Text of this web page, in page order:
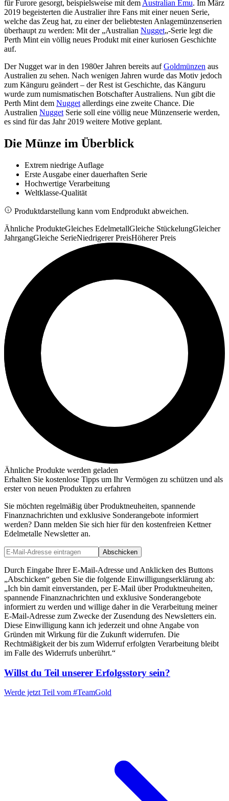
für Furore gesorgt, beispielsweise mit dem Australian Emu. Im März
2019 begeisterten die Australier ihre Fans mit einer neuen Serie,
welche das Zeug hat, zu einer der beliebtesten Anlagemünzenserien
überhaupt zu werden: Mit der „Australian Nugget„-Serie legt die
Perth Mint ein völlig neues Produkt mit einer kuriosen Geschichte
auf.
Der Nugget war in den 1980er Jahren bereits aufGoldmünzen aus
Australien zu sehen. Nach wenigen Jahren wurde das Motiv jedoch
zum Känguru geändert – der Rest ist Geschichte, das Känguru
wurde zum numismatischen Botschafter Australiens. Nun gibt die
Perth Mint dem Nugget allerdings eine zweite Chance. Die
Australien Nugget Serie soll eine völlig neue Münzenserie werden,
es sind für das Jahr 2019 weitere Motive geplant.
Die Münze im Überblick
Extrem niedrige Auflage
Erste Ausgabe einer dauerhaften Serie
Hochwertige Verarbeitung
Weltklasse-Qualität
Produktdarstellung kann vom Endprodukt abweichen.
Ähnliche ProdukteGleiches EdelmetallGleiche StückelungGleicher
JahrgangGleiche SerieNiedrigerer PreisHöherer Preis
Ähnliche Produkte werden geladen
Erhalten Sie kostenlose Tipps um Ihr Vermögen zu schützen und als
erster von neuen Produkten zu erfahren
Sie möchten regelmäßig über Produktneuheiten, spannende
Finanznachrichten und exklusive Sonderangebote informiert
werden? Dann melden Sie sich hier für den kostenfreien Kettner
Edelmetalle Newsletter an.
Abschicken
Durch Eingabe Ihrer E-Mail-Adresse und Anklicken des Buttons
„Abschicken“ geben Sie die folgende Einwilligungserklärung ab:
„Ich bin damit einverstanden, per E-Mail über Produktneuheiten,
spannende Finanznachrichten und exklusive Sonderangebote
informiert zu werden und willige daher in die Verarbeitung meiner
E-Mail-Adresse zum Zwecke der Zusendung des Newsletters ein.
Diese Einwilligung kann ich jederzeit und ohne Angabe von
Gründen mit Wirkung für die Zukunft widerrufen. Die
Rechtmäßigkeit der bis zum Widerruf erfolgten Verarbeitung bleibt
im Falle des Widerrufs unberührt.“
Willst du Teil unserer Erfolgsstory sein?
Werde jetzt Teil vom #TeamGold